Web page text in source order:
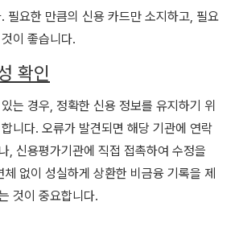
필요한 만큼의 신용 카드만 소지하고, 필요
이 좋습니다.
확인
는 경우, 정확한 신용 정보를 유지하기 위
니다. 오류가 발견되면 해당 기관에 연락
, 신용평가기관에 직접 접촉하여 수정을
없이 성실하게 상환한 비금융 기록을 제
것이 중요합니다.